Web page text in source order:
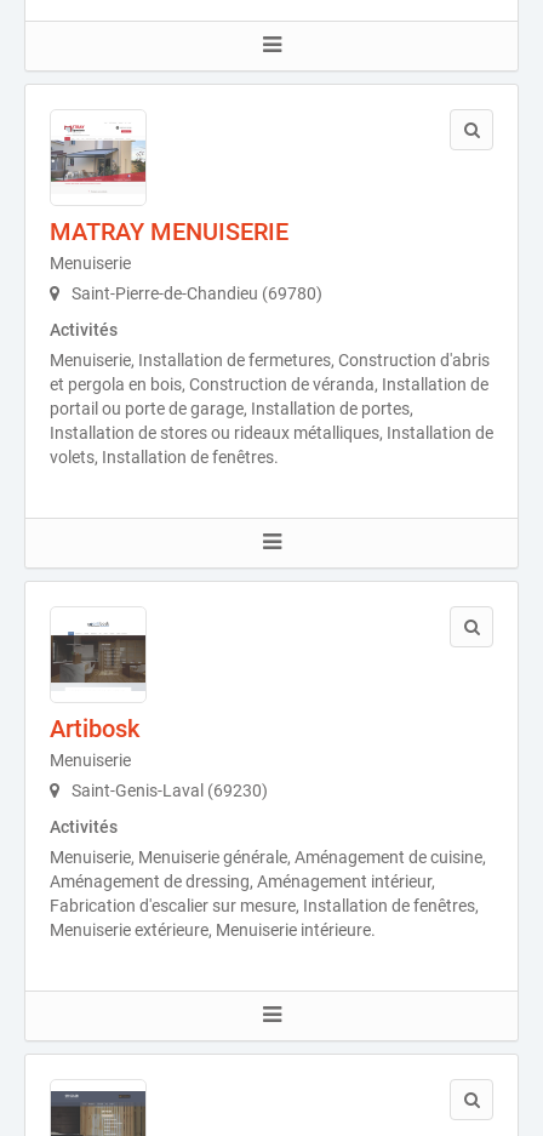
MATRAY MENUISERIE
Menuiserie
Saint-Pierre-de-Chandieu (69780)
Activités
Menuiserie, Installation de fermetures, Construction d'abris
et pergola en bois, Construction de véranda, Installation de
portail ou porte de garage, Installation de portes,
Installation de stores ou rideaux métalliques, Installation de
volets, Installation de fenêtres.
Artibosk
Menuiserie
Saint-Genis-Laval (69230)
Activités
Menuiserie, Menuiserie générale, Aménagement de cuisine,
Aménagement de dressing, Aménagement intérieur,
Fabrication d'escalier sur mesure, Installation de fenêtres,
Menuiserie extérieure, Menuiserie intérieure.